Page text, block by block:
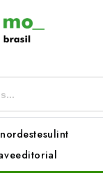
sulint
editorial